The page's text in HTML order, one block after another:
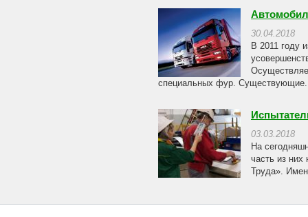
30.04.2018
В 2011 году
специальных фур.
03.03.2018
На
часть из них
Труда».